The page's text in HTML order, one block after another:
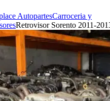
AutopartesCarroceria y
Retrovisor Sorento 2011-